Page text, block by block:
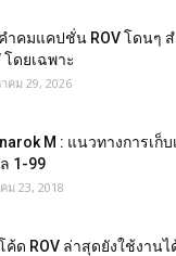
ำคมแคปชั่น ROV โดนๆ
โดยเฉพาะ
คม 29, 2026
M : แนวทางการเก็บ
ล 1-99
ม 23, 2018
ค้ด ROV ล่าสุดยังใช้งาน